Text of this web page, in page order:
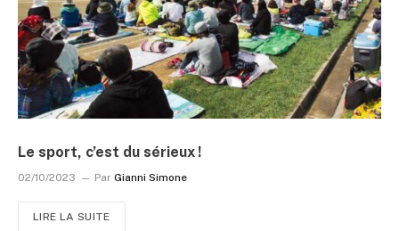
Le sport, c’est du sérieux !
02/10/2023 Par Gianni Simone
LIRE LA SUITE